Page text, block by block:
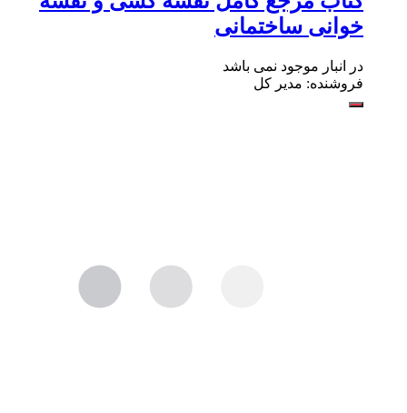
خوانی ساختمانی
در انبار موجود نمی باشد
فروشنده: مدیر کل